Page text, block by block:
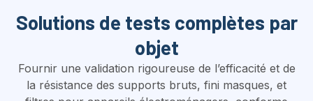
objet
Fournir une validation rigoureuse de l’efficacité et de
la résistance des supports bruts, fini masques, et
filtres pour appareils électroménagers, conforme
aux normes mondiales.